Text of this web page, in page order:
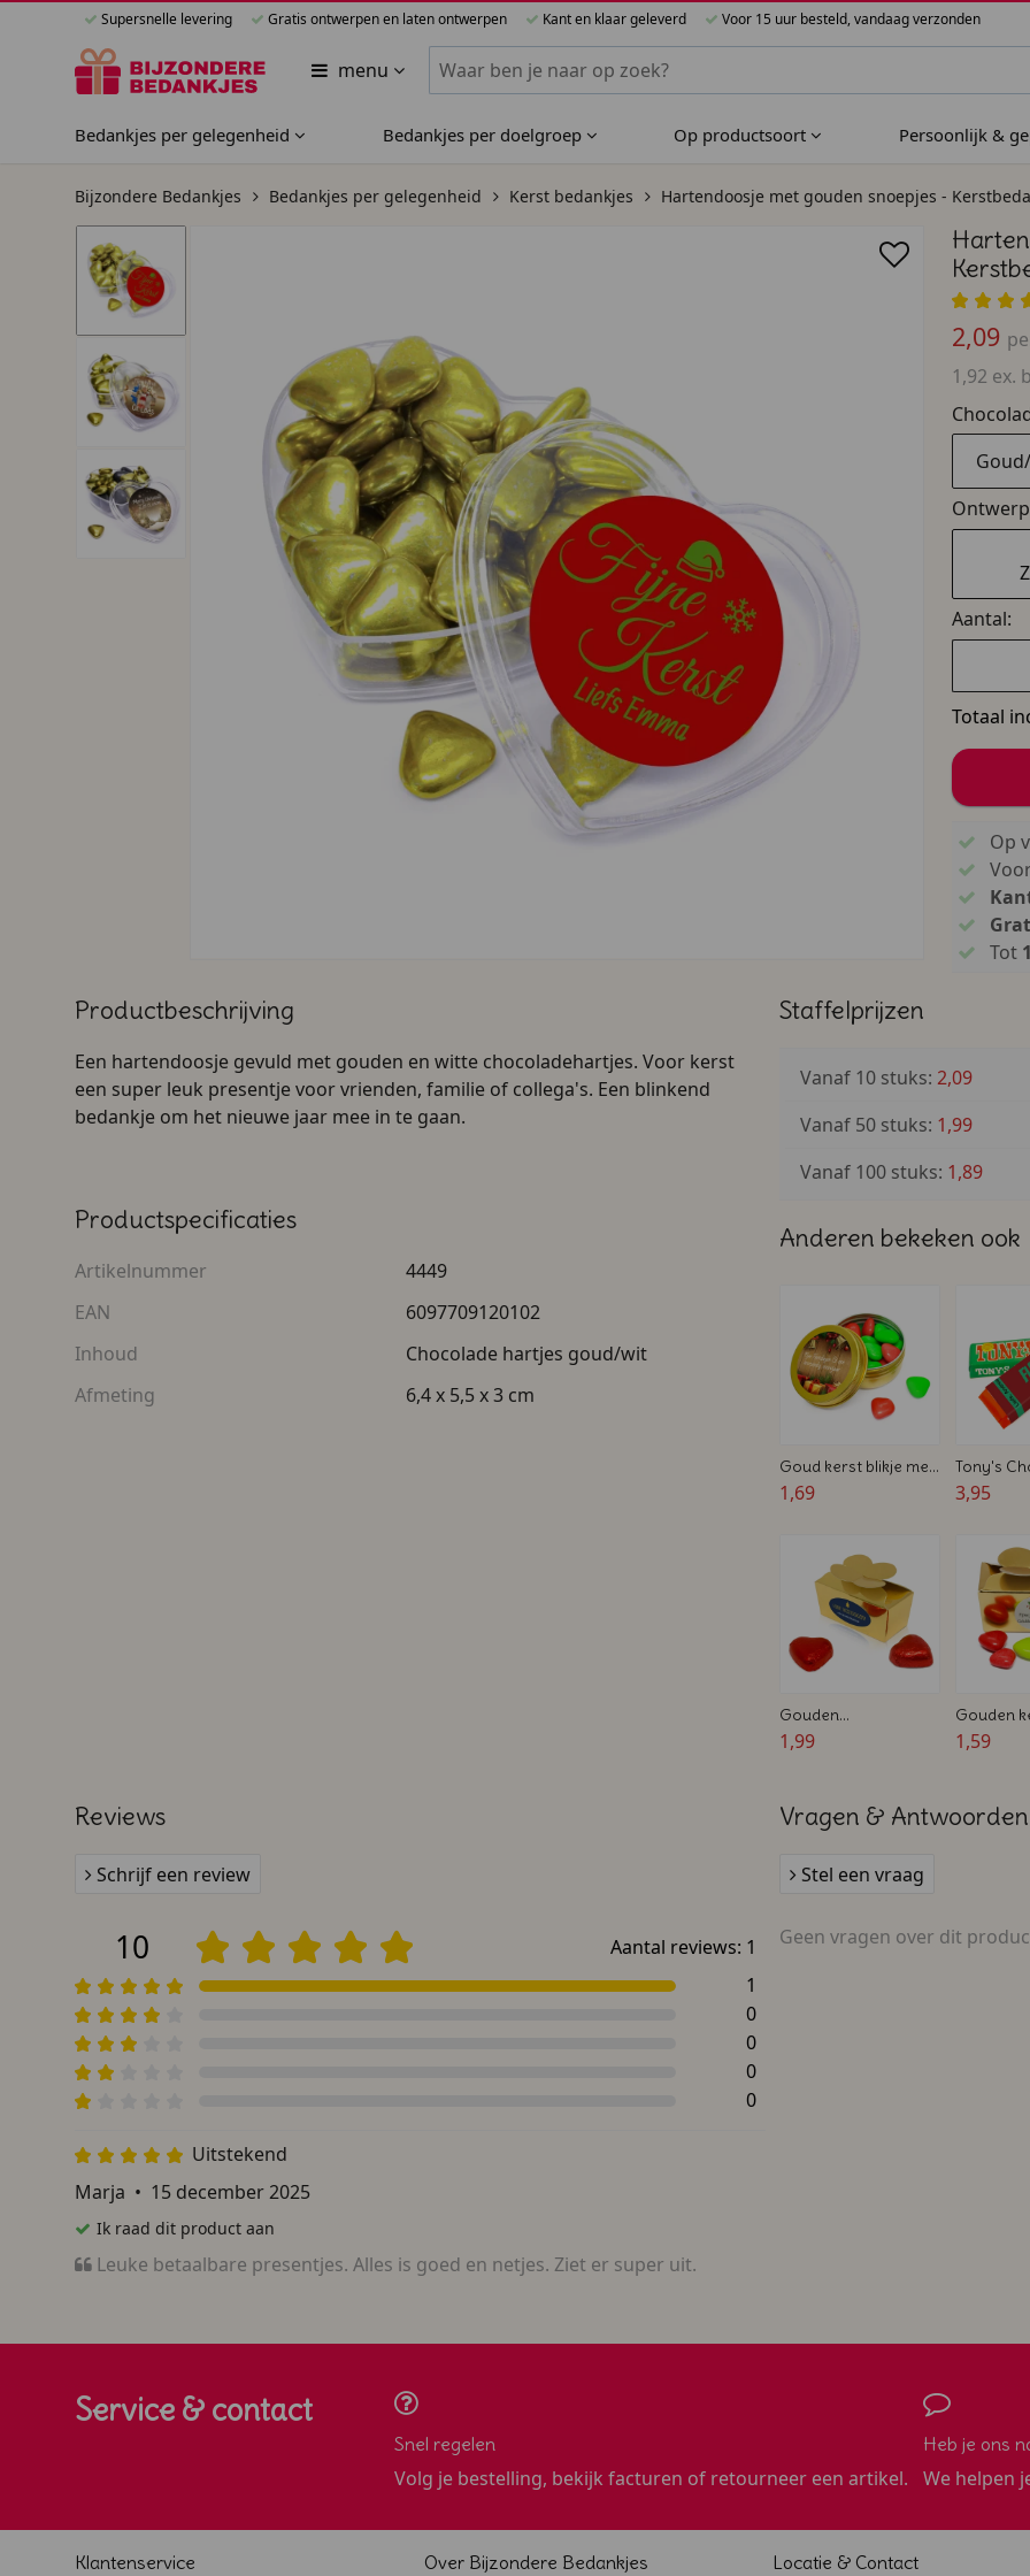
Supersnelle levering Gratis ontwerpen en laten ontwerpen Kant en klaar geleverd Voor 15 uur besteld, vandaag verzonden
menu Zoeken binnen Bijzondere Bedankjes
Bedankjes per gelegenheid Bedankjes per doelgroep Op productsoort Persoonlijk &
Bijzondere Bedankjes Bedankjes per gelegenheid Kerst bedankjes Hartendoosje met gouden snoepjes -
2,09
1,92 ex.
Aantal:
Totaal
Op
Tot
Productbeschrijving
Een hartendoosje gevuld met gouden en witte chocoladehartjes. Voor kerst
een super leuk presentje voor vrienden, familie of collega's. Een blinkend
bedankje om het nieuwe jaar mee in te gaan.
Productspecificaties
Artikelnummer
4449
EAN
6097709120102
Inhoud
Chocolade hartjes goud/wit
Afmeting
6,4 x 5,5 x 3 cm
Staffelprijzen
Vanaf 10 stuks: 2,09
Vanaf 50 stuks: 1,99
Vanaf 100 stuks: 1,89
Anderen bekeken ook
Goud kerst blikje met
snoepjes -
1,69
Tony's
reep -
3,95
Gouden
bonbondoosje gevuld
1,99
Gouden
nieuwjaar
1,59
Reviews
Schrijf een review
10 Aantal reviews: 1
1
0
0
0
0
Uitstekend
Marja • 15 december 2025
Ik raad dit product aan
Leuke betaalbare presentjes. Alles is goed en netjes. Ziet er super uit.
Vragen & Antwoorden
Stel een vraag
Geen vragen over dit
Service & contact
Snel regelen
Volg je bestelling, bekijk facturen of retourneer een artikel.
Heb je ons
We helpen
Klantenservice Over Bijzondere Bedankjes Locatie & Contact